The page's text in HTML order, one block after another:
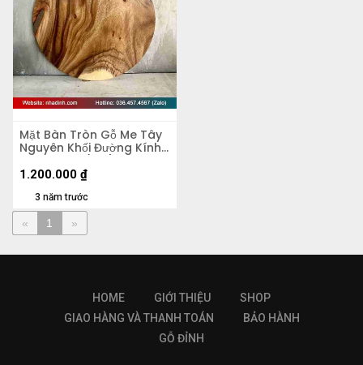
Mặt Bàn Tròn Gỗ Me Tây
Nguyên Khối Đường Kính
60 Dày 4.5 (cm)
3 năm trước
1.200.000 ₫
« 1 »
HOME GIỚI THIỆU
SHOP
GIAO HÀNG VÀ THANH TOÁN
BẢO HÀNH
GỖ ĐỈNH